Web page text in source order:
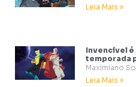
Leia Mais »
Invencível é
temporada
Maximiano
Leia Mais »